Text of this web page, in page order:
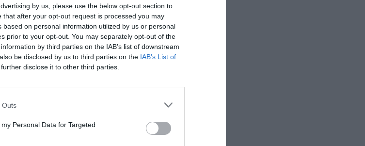
by us, please use the below opt-out section to
after your opt-out request is processed you may
on personal information utilized by us or personal
prior to your opt-out. You may separately opt-out of the
by third parties on the IAB’s list of downstream
be disclosed by us to third parties on the IAB’s List of
disclose it to other third parties.
Outs
Personal Data for Targeted